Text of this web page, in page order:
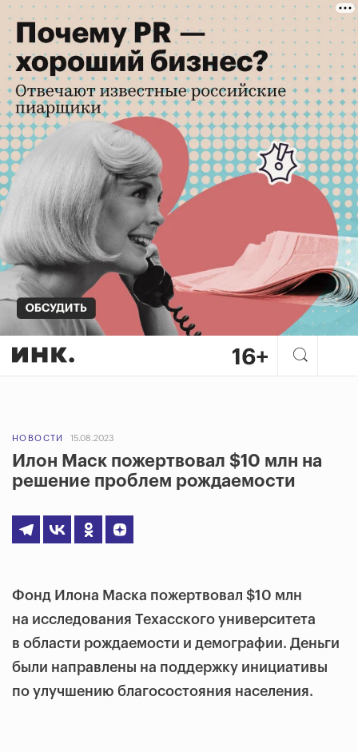
НОВОСТИ 15.08.2023
Илон Маск пожертвовал $10 млн на
решение проблем рождаемости
Фонд Илона Маска пожертвовал $10 млн
на исследования Техасского университета
в области рождаемости и демографии. Деньги
были направлены на поддержку инициативы
по улучшению благосостояния населения.